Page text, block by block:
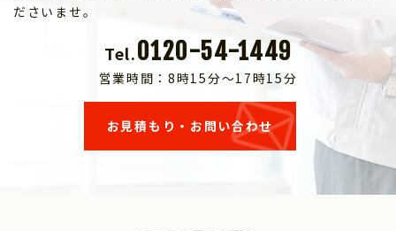
ださいませ。
Tel.0120-54-1449
営業時間：8時15分～17時15分
お見積もり・お問い合わせ